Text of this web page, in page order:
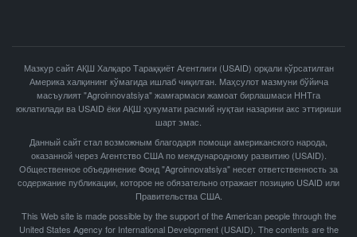
Мазкур сайт АҚШ Халқаро Тараққиёт Агентлиги (USAID) орқали кўрсатилган
Америка халқининг кўмагида ишлаб чиқилган. Маҳсулот мазмуни бўйича
масъулият "Agroinnovatsiya" жамғармаси жамоат бирлашмаси ННТга
юклатилади ва USAID ёки АҚШ ҳукумати расмий нуқтаи назарини акс эттириши
шарт эмас.
Данный сайт стал возможным благодаря помощи американского народа,
оказанной через Агентство США по международному развитию (USAID).
Общественное объединение Фонд "Agroinnovatsiya" несет ответственность за
содержание публикации, которое не обязательно отражает позицию USAID или
Правительства США.
This Web site is made possible by the support of the American people through the
United States Agency for International Development (USAID). The contents are the